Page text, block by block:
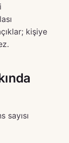
kişiye
sayısı